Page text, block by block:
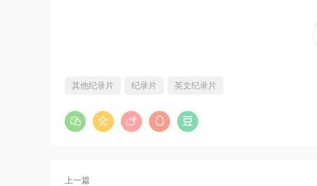
其他纪录片 纪录片 英文纪录片
上一篇